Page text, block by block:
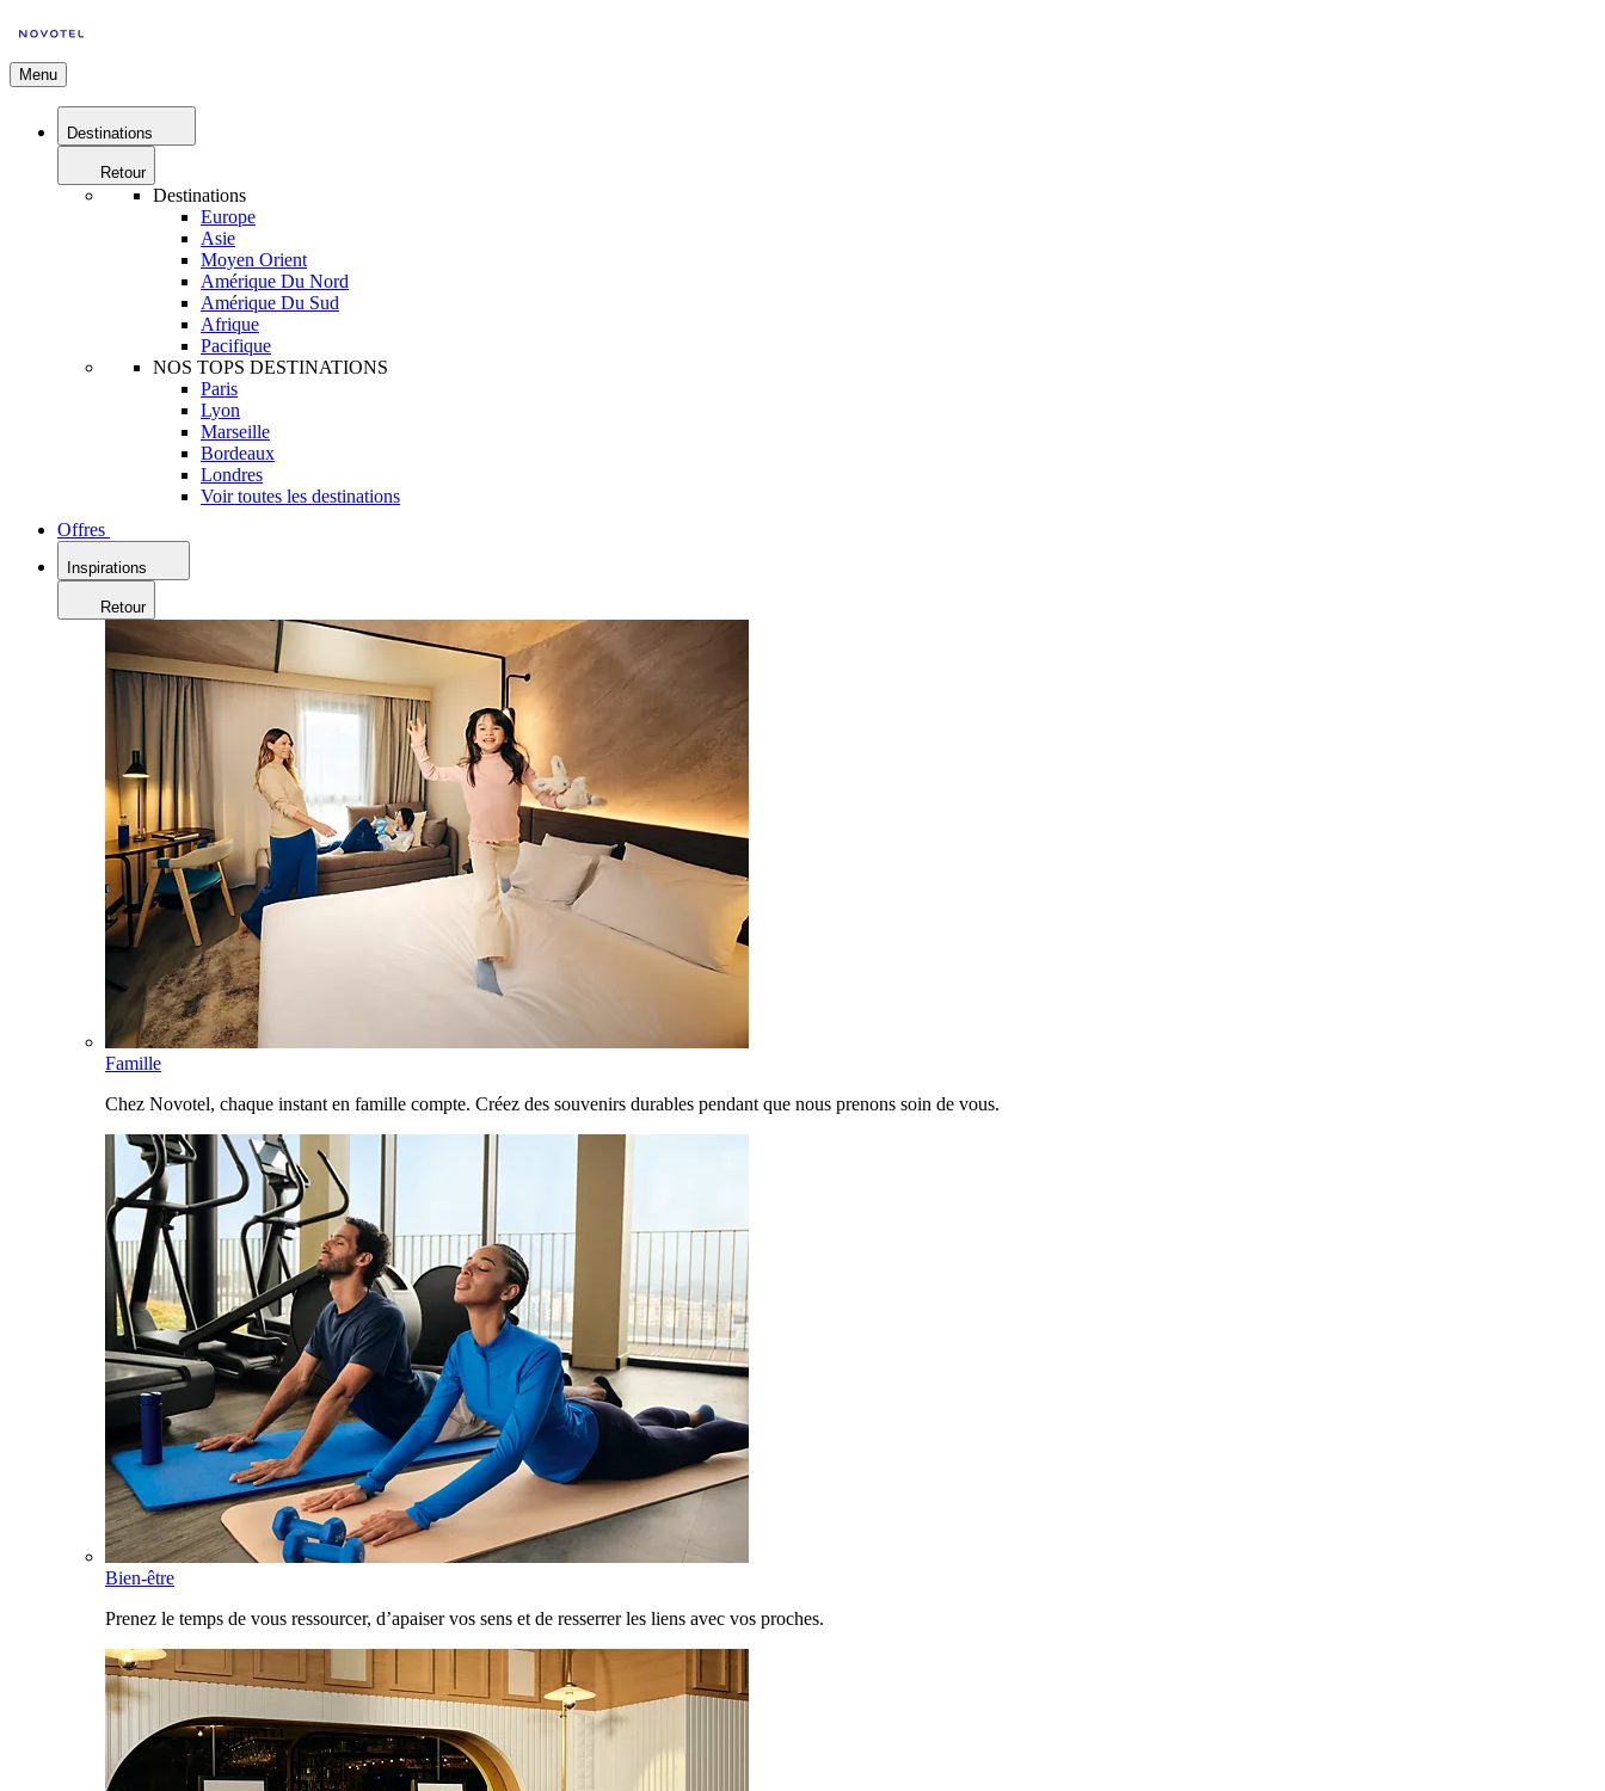
Menu
Destinations
Retour
Destinations
Europe
Asie
Moyen Orient
Amérique Du Nord
Amérique Du Sud
Afrique
Pacifique
NOS TOPS DESTINATIONS
Paris
Lyon
Marseille
Bordeaux
Londres
Voir toutes les destinations
Offres
Inspirations
Retour
Famille
Chez Novotel, chaque instant en famille compte. Créez des souvenirs durables pendant que nous prenons soin de vous.
Bien-être
Prenez le temps de vous ressourcer, d’apaiser vos sens et de resserrer les liens avec vos proches.